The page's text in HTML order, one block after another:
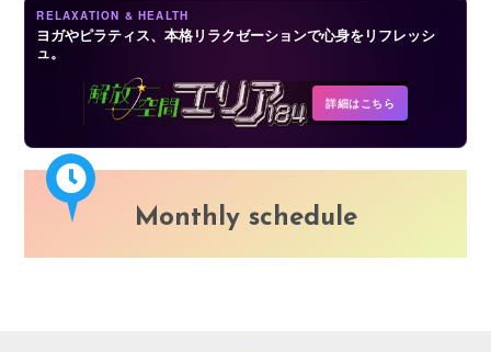
RELAXATION & HEALTH
ヨガやピラティス、本格リラクゼーションで心身をリフレッシ
ュ。
詳細はこちら
Monthly schedule